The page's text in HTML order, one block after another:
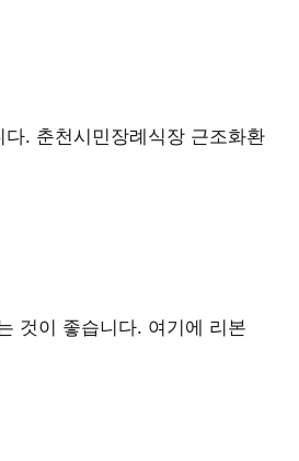
. 춘천시민장례식장 근조화환
것이 좋습니다. 여기에 리본